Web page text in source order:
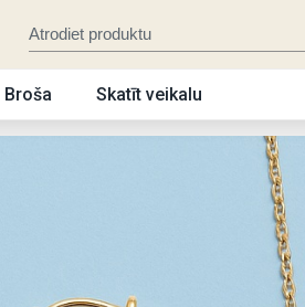
Broša Skatīt veikalu